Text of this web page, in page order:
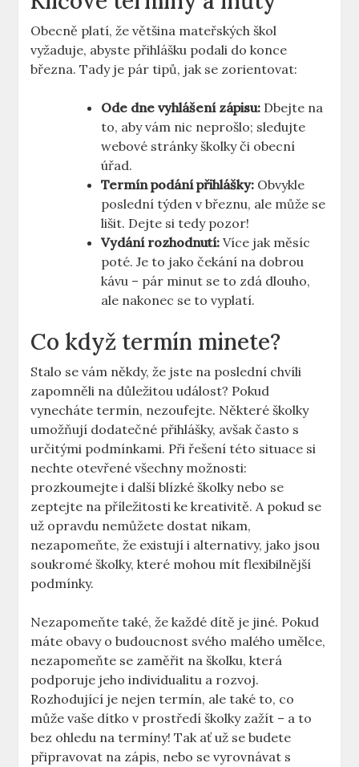
Obecně platí, že většina mateřských ‍škol
vyžaduje, abyste přihlášku podali ⁤do konce
března. Tady je pár tipů, jak se zorientovat:
Ode dne vyhlášení zápisu: ⁣Dbejte na
to, aby⁤ vám nic neprošlo; sledujte
⁢webové stránky školky⁣ či ⁣obecní
úřad.
Termín podání přihlášky: Obvykle‌
poslední týden v ⁣březnu, ale může se⁣
lišit. Dejte si tedy pozor!
Vydání⁢ rozhodnutí: ⁣Více⁣ jak měsíc
⁣poté. Je to jako čekání na dobrou
kávu – pár minut se to zdá dlouho,
ale⁤ nakonec se to vyplatí.
Co když termín minete?
Stalo se vám‍ někdy, že ⁢jste na poslední chvíli
zapomněli na důležitou událost? Pokud
vynecháte⁤ termín, nezoufejte. ‌Některé školky
umožňují dodatečné přihlášky,⁤ avšak ‍často s
určitými podmínkami. Při řešení této situace si
nechte otevřené všechny možnosti:
prozkoumejte i další⁤ blízké‌ školky nebo se
zeptejte na příležitosti ke kreativitě. A pokud ⁤se
už opravdu nemůžete dostat nikam,
nezapomeňte, že ⁢existují i alternativy, jako jsou
soukromé školky, které mohou mít ‍flexibilnější
podmínky.
Nezapomeňte také, že každé dítě je jiné. Pokud‌
máte obavy o budoucnost svého malého umělce,
nezapomeňte se zaměřit na školku, která
podporuje jeho individualitu a rozvoj.
Rozhodující je nejen termín, ale také to, ⁤co‍
může vaše dítko v prostředí školky⁢ zažít – a to
bez ohledu‍ na termíny! Tak ať už⁣ se budete
připravovat na zápis, nebo se vyrovnávat s